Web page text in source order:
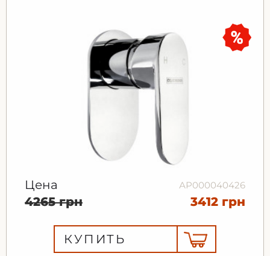
Цена АР000040426
4265 грн 3412 грн
КУПИТЬ